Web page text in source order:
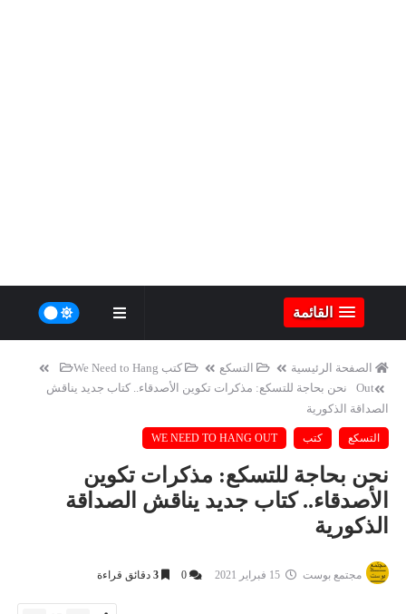
القائمة
الصفحة الرئيسية التسكع كتب We Need to Hang
Out
نحن بحاجة للتسكع: مذكرات تكوين الأصدقاء.. كتاب جديد يناقش
الصداقة الذكورية
التسكع كتب WE NEED TO HANG OUT
نحن بحاجة للتسكع: مذكرات تكوين
الأصدقاء.. كتاب جديد يناقش الصداقة
الذكورية
مجتمع بوست 0
3 دقائق قراءة